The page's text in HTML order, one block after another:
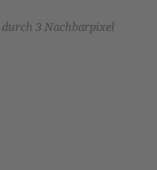
durch 3 Nachbarpixel